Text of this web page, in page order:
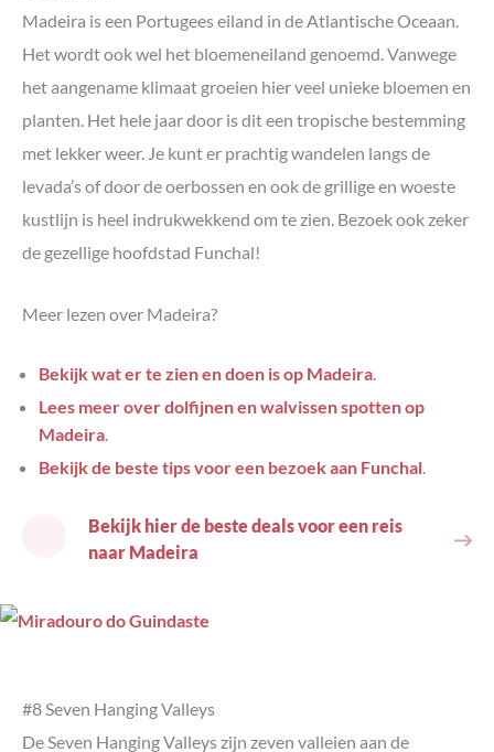
Madeira is een Portugees eiland in de Atlantische Oceaan.
Het wordt ook wel het bloemeneiland genoemd. Vanwege
het aangename klimaat groeien hier veel unieke bloemen en
planten. Het hele jaar door is dit een tropische bestemming
met lekker weer. Je kunt er prachtig wandelen langs de
levada’s of door de oerbossen en ook de grillige en woeste
kustlijn is heel indrukwekkend om te zien. Bezoek ook zeker
de gezellige hoofdstad Funchal!
Meer lezen over Madeira?
Bekijk wat er te zien en doen is op Madeira
Lees meer over dolfijnen en walvissen spotten op
Madeira
Bekijk de beste tips voor een bezoek aan Funchal
Bekijk hier de beste deals voor een reis
naar Madeira
#8 Seven Hanging Valleys
De Seven Hanging Valleys zijn zeven valleien aan de